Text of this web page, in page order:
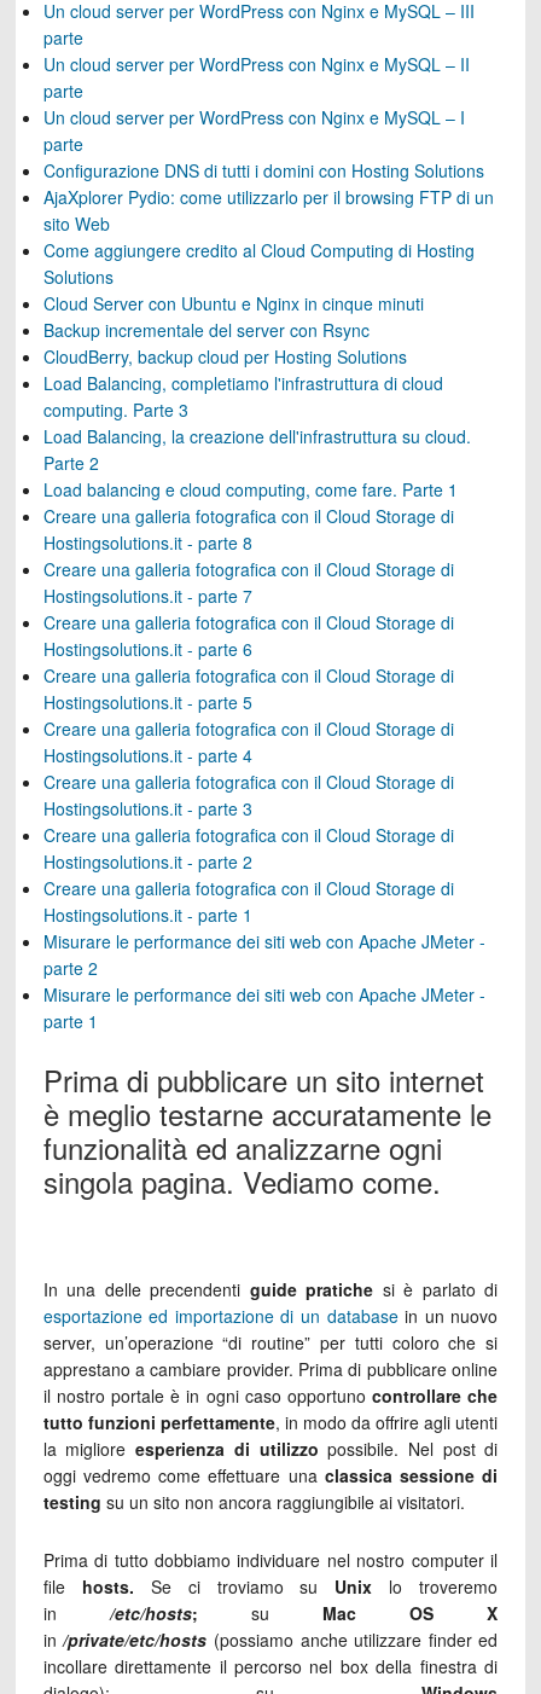
Un cloud server per WordPress con Nginx e MySQL – III
parte
Un cloud server per WordPress con Nginx e MySQL – II
parte
Un cloud server per WordPress con Nginx e MySQL – I
parte
Configurazione DNS di tutti i domini con Hosting Solutions
AjaXplorer Pydio: come utilizzarlo per il browsing FTP di un
sito Web
Come aggiungere credito al Cloud Computing di Hosting
Solutions
Cloud Server con Ubuntu e Nginx in cinque minuti
Backup incrementale del server con Rsync
CloudBerry, backup cloud per Hosting Solutions
Load Balancing, completiamo l'infrastruttura di cloud
computing. Parte 3
Load Balancing, la creazione dell'infrastruttura su cloud.
Parte 2
Load balancing e cloud computing, come fare. Parte 1
Creare una galleria fotografica con il Cloud Storage di
Hostingsolutions.it - parte 8
Creare una galleria fotografica con il Cloud Storage di
Hostingsolutions.it - parte 7
Creare una galleria fotografica con il Cloud Storage di
Hostingsolutions.it - parte 6
Creare una galleria fotografica con il Cloud Storage di
Hostingsolutions.it - parte 5
Creare una galleria fotografica con il Cloud Storage di
Hostingsolutions.it - parte 4
Creare una galleria fotografica con il Cloud Storage di
Hostingsolutions.it - parte 3
Creare una galleria fotografica con il Cloud Storage di
Hostingsolutions.it - parte 2
Creare una galleria fotografica con il Cloud Storage di
Hostingsolutions.it - parte 1
Misurare le performance dei siti web con Apache JMeter -
parte 2
Misurare le performance dei siti web con Apache JMeter -
parte 1
Prima di pubblicare un sito internet
è meglio testarne accuratamente le
funzionalità ed analizzarne ogni
singola pagina. Vediamo come.
In una delle precendenti guide pratiche si è parlato di
esportazione ed importazione di un databasein un nuovo
server, un’operazione “di routine” per tutti coloro che si
apprestano a cambiare provider. Prima di pubblicare online
il nostro portale è in ogni caso opportuno controllare che
tutto funzioni perfettamente, in modo da offrire agli utenti
la miglioreesperienza di utilizzo possibile. Nel post di
oggi vedremo come effettuare una classica sessione di
testing su un sito non ancora raggiungibile ai visitatori.
Prima di tutto dobbiamo individuare nel nostro computer il
filehosts. Se ci troviamo su Unix lo troveremo
in/etc/hosts; su Mac OS X
in /private/etc/hosts (possiamo anche utilizzare finder ed
incollare direttamente il percorso nel box della finestra di